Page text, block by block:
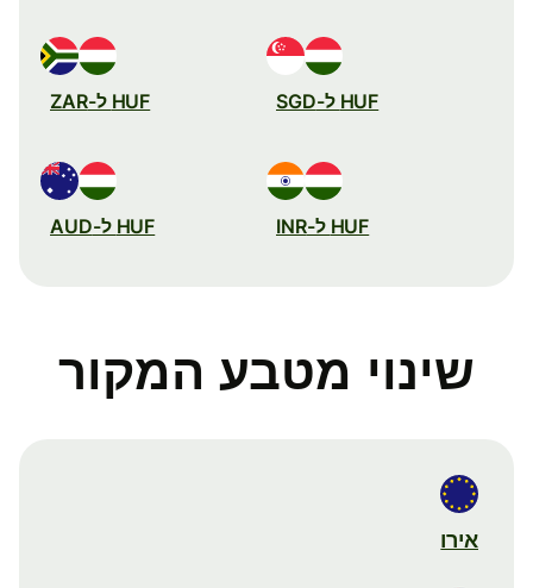
HUF ל-SGD HUF ל-ZAR
HUF ל-INR HUF ל-AUD
שינוי מטבע המקור
אירו